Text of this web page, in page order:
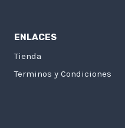
ENLACES
Tienda
Terminos y Condiciones